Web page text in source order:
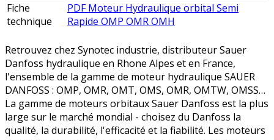
Fiche
technique
PDF Moteur Hydraulique orbital Semi
Rapide OMP OMR OMH
Retrouvez chez Synotec industrie, distributeur Sauer
Danfoss hydraulique en Rhone Alpes et en France,
l'ensemble de la gamme de moteur hydraulique SAUER
DANFOSS : OMP, OMR, OMT, OMS, OMR, OMTW, OMSS…
La gamme de moteurs orbitaux Sauer Danfoss est la plus
large sur le marché mondial - choisez du Danfoss la
qualité, la durabilité, l'efficacité et la fiabilité. Les moteurs